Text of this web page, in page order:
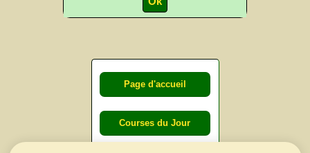
Page d'accueil
Courses du Jour